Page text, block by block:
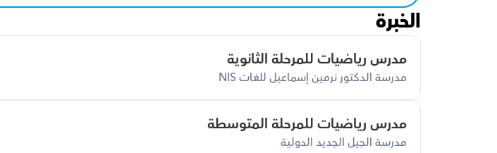
الخبرة
مدرس رياضيات للمرحلة الثانوية
مدرسة الدكتور نرمين إسماعيل للغات NIS
مدرس رياضيات للمرحلة المتوسطة
مدرسة الجيل الجديد الدولية